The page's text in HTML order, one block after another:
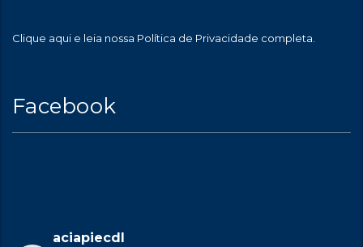
Clique aqui e leia nossa Política de Privacidade completa.
Facebook
aciapiecdl